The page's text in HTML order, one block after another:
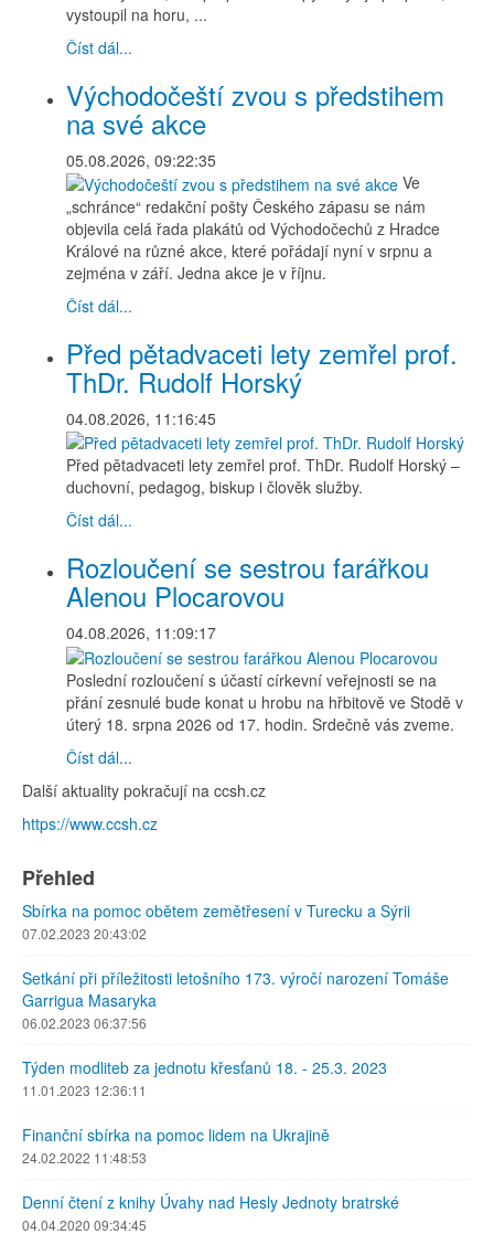
vystoupil na horu, ...
Číst dál...
Východočeští zvou s předstihem
na své akce
05.08.2026, 09:22:35
Ve
„schránce“ redakční pošty Českého zápasu se nám
objevila celá řada plakátů od Východočechů z Hradce
Králové na různé akce, které pořádají nyní v srpnu a
zejména v září. Jedna akce je v říjnu.
Číst dál...
Před pětadvaceti lety zemřel prof.
ThDr. Rudolf Horský
04.08.2026, 11:16:45
Před pětadvaceti lety zemřel prof. ThDr. Rudolf Horský –
duchovní, pedagog, biskup i člověk služby.
Číst dál...
Rozloučení se sestrou farářkou
Alenou Plocarovou
04.08.2026, 11:09:17
Poslední rozloučení s účastí církevní veřejnosti se na
přání zesnulé bude konat u hrobu na hřbitově ve Stodě v
úterý 18. srpna 2026 od 17. hodin. Srdečně vás zveme.
Číst dál...
Další aktuality pokračují na ccsh.cz
https://www.ccsh.cz
Přehled
Sbírka na pomoc obětem zemětřesení v Turecku a Sýrii
07.02.2023 20:43:02
Setkání při příležitosti letošního 173. výročí narození Tomáše
Garrigua Masaryka
06.02.2023 06:37:56
Týden modliteb za jednotu křesťanů 18. - 25.3. 2023
11.01.2023 12:36:11
Finanční sbírka na pomoc lidem na Ukrajině
24.02.2022 11:48:53
Denní čtení z knihy Úvahy nad Hesly Jednoty bratrské
04.04.2020 09:34:45